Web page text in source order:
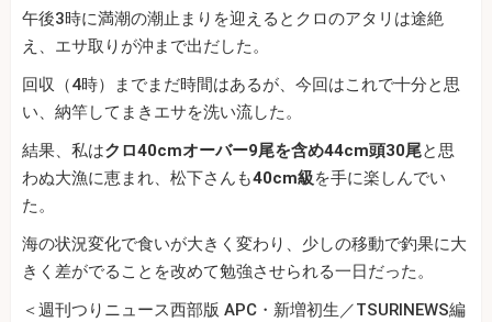
午後3時に満潮の潮止まりを迎えるとクロのアタリは途絶
え、エサ取りが沖まで出だした。
回収（4時）までまだ時間はあるが、今回はこれで十分と思
い、納竿してまきエサを洗い流した。
結果、私はクロ40cmオーバー9尾を含め44cm頭30尾と思
わぬ大漁に恵まれ、松下さんも40cm級を手に楽しんでい
た。
海の状況変化で食いが大きく変わり、少しの移動で釣果に大
きく差がでることを改めて勉強させられる一日だった。
＜週刊つりニュース西部版 APC・新増初生／TSURINEWS編